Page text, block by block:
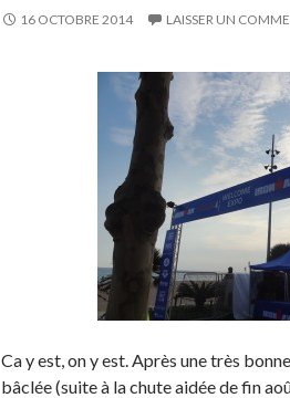
16 OCTOBRE 2014 LAISSER UN
Ca y est, on y est. Après une très
bâclée (suite à la chute aidée de fin